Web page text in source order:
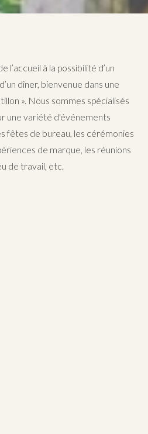
l’accueil à la possibilité d’un
dîner, bienvenue dans une
». Nous sommes spécialisés
une variété d'événements
fêtes de bureau, les cérémonies
de marque, les réunions
de travail, etc.